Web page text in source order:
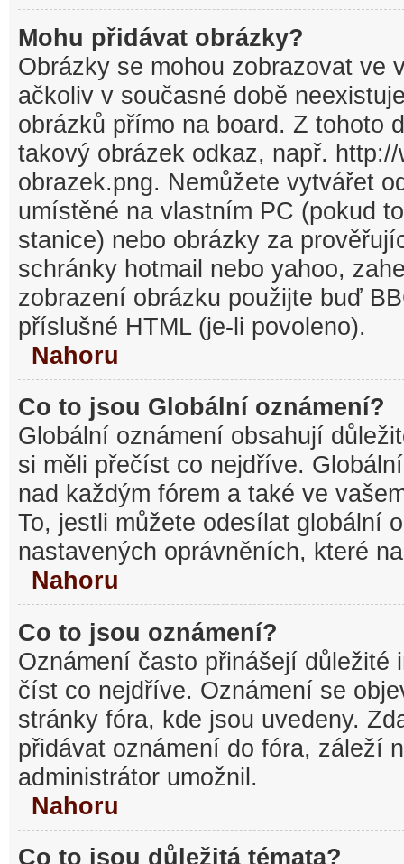
Mohu přidávat obrázky?
Obrázky se mohou zobrazovat ve
ačkoliv v současné době
obrázků přímo na board. Z tohoto
takový obrázek odkaz, např.
obrazek.png. Nemůžete vytvářet
umístěné na vlastním PC (pokud
stanice) nebo obrázky za
schránky hotmail nebo yahoo,
zobrazení obrázku použijte buď
příslušné HTML (je-li povoleno).
Nahoru
Co to jsou Globální oznámení?
Globální oznámení obsahují
si měli přečíst co nejdříve.
nad každým fórem a také ve
To, jestli můžete odesílat globální
nastavených oprávněních, které
Nahoru
Co to jsou oznámení?
Oznámení často přinášejí důležité
číst co nejdříve. Oznámení se
stránky fóra, kde jsou uvedeny.
přidávat oznámení do fóra, záleží
administrátor umožnil.
Nahoru
Co to jsou důležitá témata?